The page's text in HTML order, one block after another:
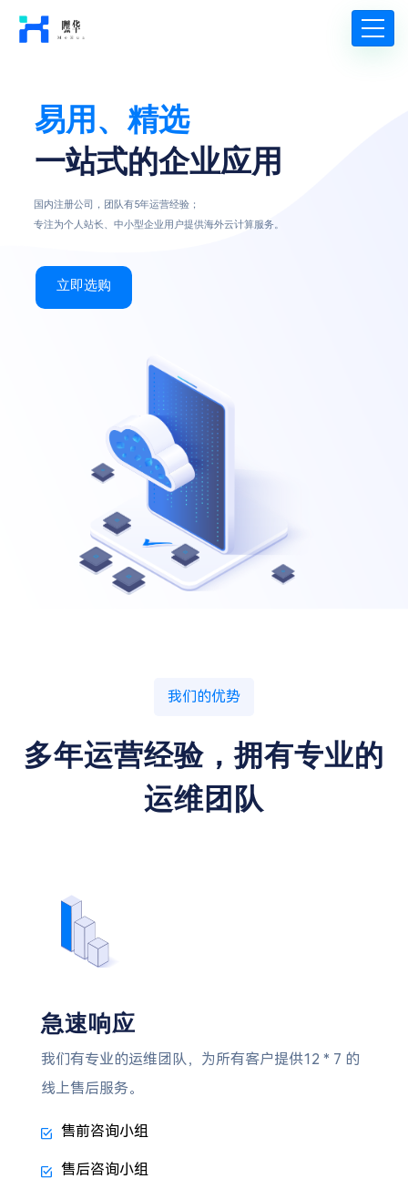
我们的优势
多年运营经验，拥有专业的
运维团队
急速响应
我们有专业的运维团队，为所有客户提供12 * 7 的
线上售后服务。
售前咨询小组
售后咨询小组